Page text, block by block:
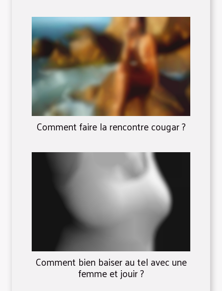
Comment faire la rencontre cougar ?
Comment bien baiser au tel avec une
femme et jouir ?